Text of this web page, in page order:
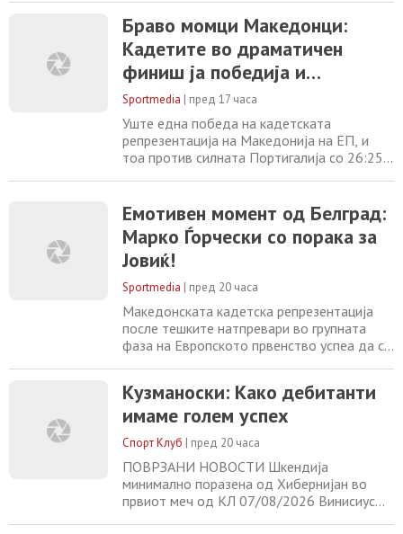
континенталниот собир и тоа против
подобриот од мечот меѓу Австрија и
Израел. Ќе беше голема штета Македонија
да не славеше против Португалија, ако се
Браво момци Македонци:
Кадетите во драматичен
финиш ја победија и
Португалија!
Sportmedia | пред 17 часа
Уште една победа на кадетската
репрезентација на Македонија на ЕП, и
тоа против силната Портигалија со 26:25 и
кадети против Португалија? Сепак на
крајот заслужена победа со која во
недела ќе играме за 9.место на ова ЕП и
тоа против победникот од дуелот
Емотивен момент од Белград:
Марко Ѓорчески со порака за
Јовиќ!
Sportmedia | пред 20 часа
Македонската кадетска репрезентација
после тешките натпревари во групната
фаза на Европското првенство успеа да се
12-место на овој шампионат. Избраниците
на Горан Кузманоски против Фарски
Острови покажаа дека имаат карактер за
големи работи. Денеска веќе ги чека нов
натпревар
Кузманоски: Како дебитанти
имаме голем успех
Спорт Клуб | пред 20 часа
ПОВРЗАНИ НОВОСТИ Шкендија
минимално поразена од Хибернијан во
првиот меч од КЛ 07/08/2026 Винисиус